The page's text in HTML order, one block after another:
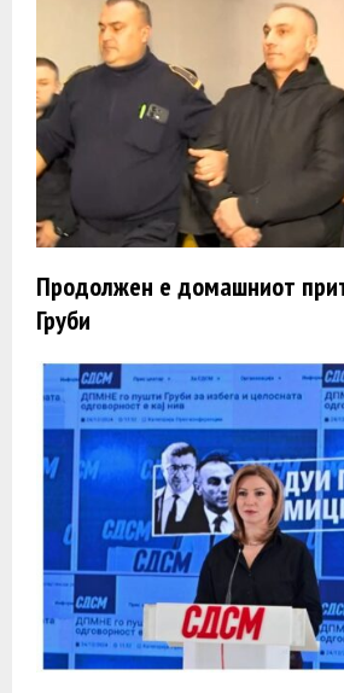
Продолжен e домашниот
Груби